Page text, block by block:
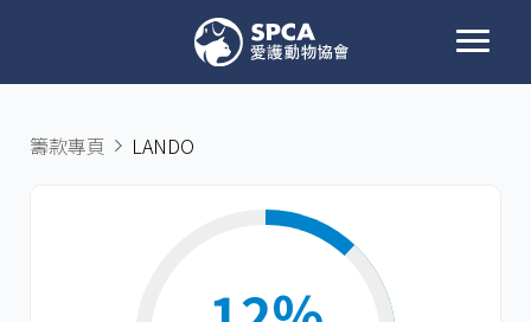
籌款專頁 LANDO